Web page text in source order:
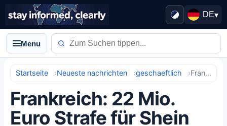
DE▾
Menu
Startseite Neueste nachrichten geschaeftlich Frankreich: 22 Mio. Euro Strafe für Shein
Frankreich: 22 Mio.
Euro Strafe für Shein